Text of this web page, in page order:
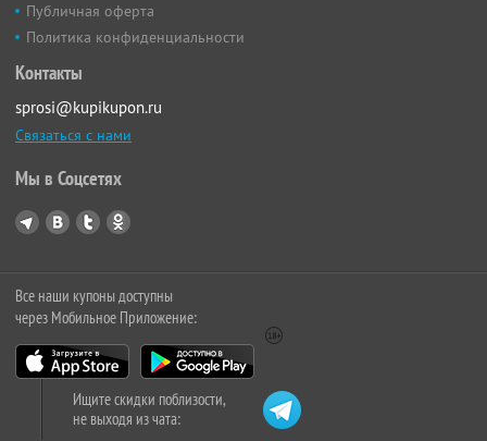
Публичная оферта
Политика конфиденциальности
Контакты
sprosi@kupikupon.ru
Связаться с нами
Мы в Соцсетях
Все наши купоны доступны
через Мобильное Приложение:
Ищите скидки поблизости,
не выходя из чата: